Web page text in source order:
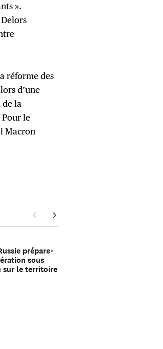
».
réforme des
d’une
la
Pour le
Macron
prépare-
sous
sur le territoire